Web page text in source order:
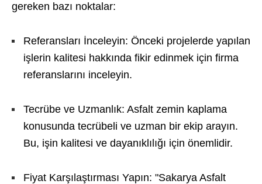
gereken bazı noktalar:
Referansları İnceleyin: Önceki projelerde yapılan
işlerin kalitesi hakkında fikir edinmek için firma
referanslarını inceleyin.
Tecrübe ve Uzmanlık: Asfalt zemin kaplama
konusunda tecrübeli ve uzman bir ekip arayın.
Bu, işin kalitesi ve dayanıklılığı için önemlidir.
Fiyat Karşılaştırması Yapın: "Sakarya Asfalt